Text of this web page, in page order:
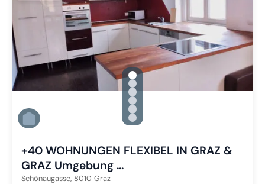
gallery.slide_selector
Zu Slide 1 wechseln
Zu Slide 2 wechseln
Zu Slide 3 wechseln
Zu Slide 4 wechseln
Zu Slide 5 wechseln
Zu Slide 6 wechseln
+40 WOHNUNGEN FLEXIBEL IN GRAZ &
GRAZ Umgebung ...
Schönaugasse, 8010 Graz